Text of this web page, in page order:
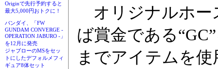
Originで先行予約すると
最大5,000円おトクに！
バンダイ、「FW
GUNDAM CONVERGE -
OPERATION JABURO -」
を12月に発売
ジャブローのMSをセッ
トにしたデフォルメフィ
ギュア8体セット
オリジナルホー
ば賞金である
までアイテムを